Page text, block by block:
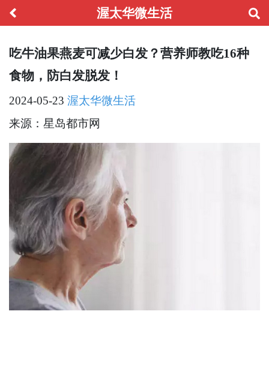
渥太华微生活
吃牛油果燕麦可减少白发？营养师教吃16种
食物，防白发脱发！
2024-05-23 渥太华微生活
来源：星岛都市网